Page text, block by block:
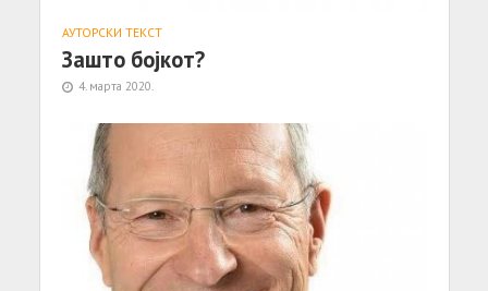
АУТОРСКИ ТЕКСТ
Зашто бојкот?
4. марта 2020.